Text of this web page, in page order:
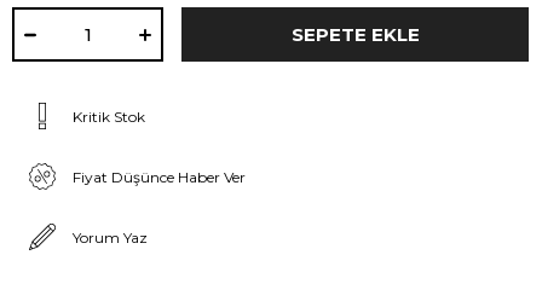
Kritik Stok
Fiyat Düşünce Haber Ver
Yorum Yaz